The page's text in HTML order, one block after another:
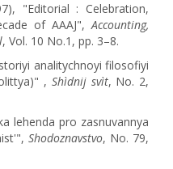
"Editorial : Celebration,
of AAAJ",Accounting,
, Vol. 10 No.1, pp. 3–8.
analitychnoyi filosofiyi
, Shìdnij svìt, No. 2,
lehenda pro zasnuvannya
Shodoznavstvo, No. 79,